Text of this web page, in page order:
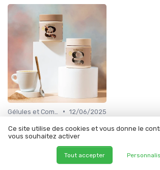
• 12/06/2025
poudre, que choisir ?
À lire aussi
Ce site utilise des cookies et vous donne le
vous souhaitez activer
Tout accepter